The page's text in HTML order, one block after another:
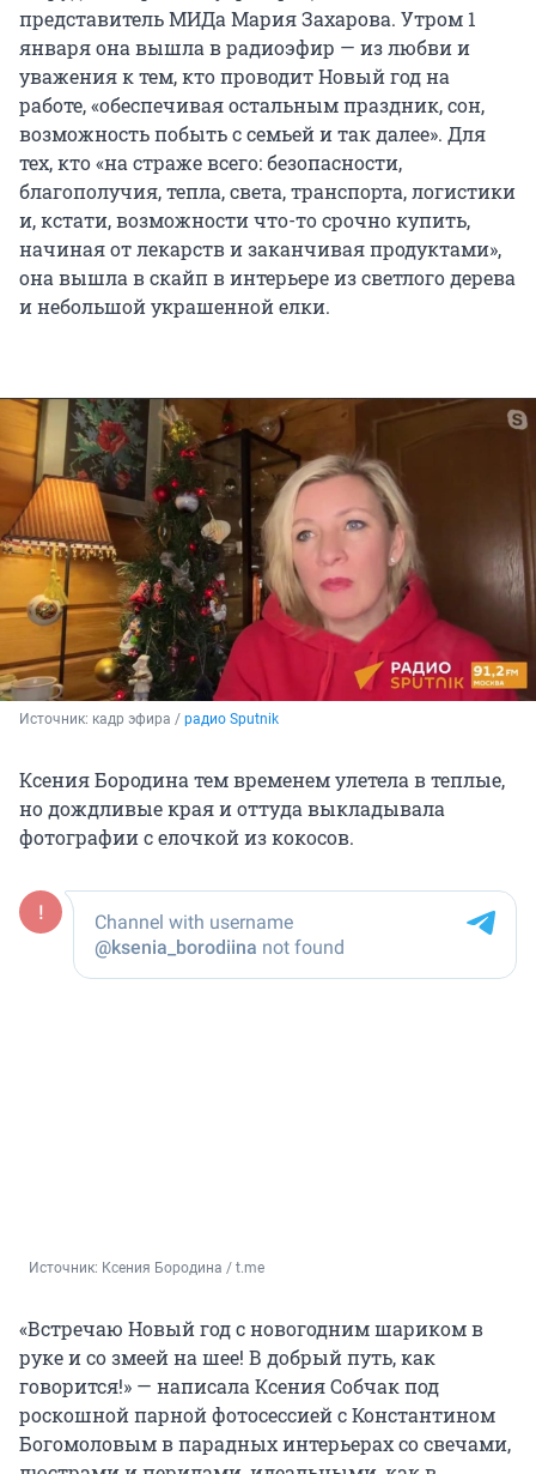
представитель МИДа Мария Захарова. Утром 1
января она вышла в радиоэфир — из любви и
уважения к тем, кто проводит Новый год на
работе, «обеспечивая остальным праздник, сон,
возможность побыть с семьей и так далее». Для
тех, кто «на страже всего: безопасности,
благополучия, тепла, света, транспорта, логистики
и, кстати, возможности что-то срочно купить,
начиная от лекарств и заканчивая продуктами»,
она вышла в скайп в интерьере из светлого дерева
и небольшой украшенной елки.
Источник: кадр эфира / радио Sputnik
Ксения Бородина тем временем улетела в теплые,
но дождливые края и оттуда выкладывала
фотографии с елочкой из кокосов.
Источник: Ксения Бородина / t.me
«Встречаю Новый год с новогодним шариком в
руке и со змеей на шее! В добрый путь, как
говорится!» — написала Ксения Собчак под
роскошной парной фотосессией с Константином
Богомоловым в парадных интерьерах со свечами,